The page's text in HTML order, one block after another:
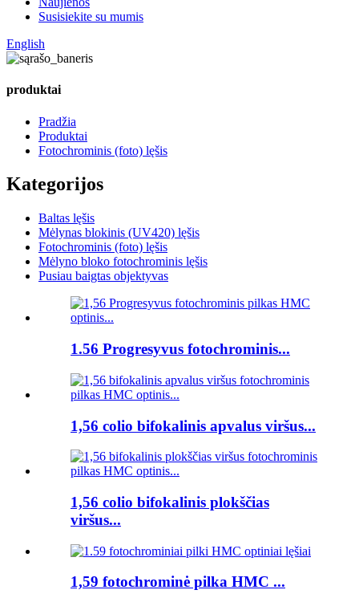
Susisiekite su mumis
English
produktai
Pradžia
Produktai
Fotochrominis (foto) lęšis
Kategorijos
Baltas lęšis
Mėlynas blokinis (UV420) lęšis
Fotochrominis (foto) lęšis
Mėlyno bloko fotochrominis lęšis
Pusiau baigtas objektyvas
1.56 Progresyvus fotochrominis...
1,56 colio bifokalinis apvalus viršus...
1,56 colio bifokalinis plokščias
viršus...
1,59 fotochrominė pilka HMC ...